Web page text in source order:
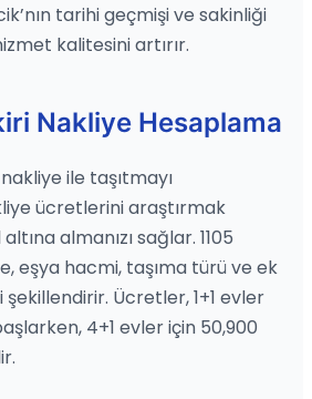
tarihi geçmişi ve sakinliği
kalitesini artırır.
Nakliye Hesaplama
nakliye ile taşıtmayı
ücretlerini araştırmak
almanızı sağlar. 1105
eşya hacmi, taşıma türü ve ek
Ücretler, 1+1 evler
4+1 evler için 50,900